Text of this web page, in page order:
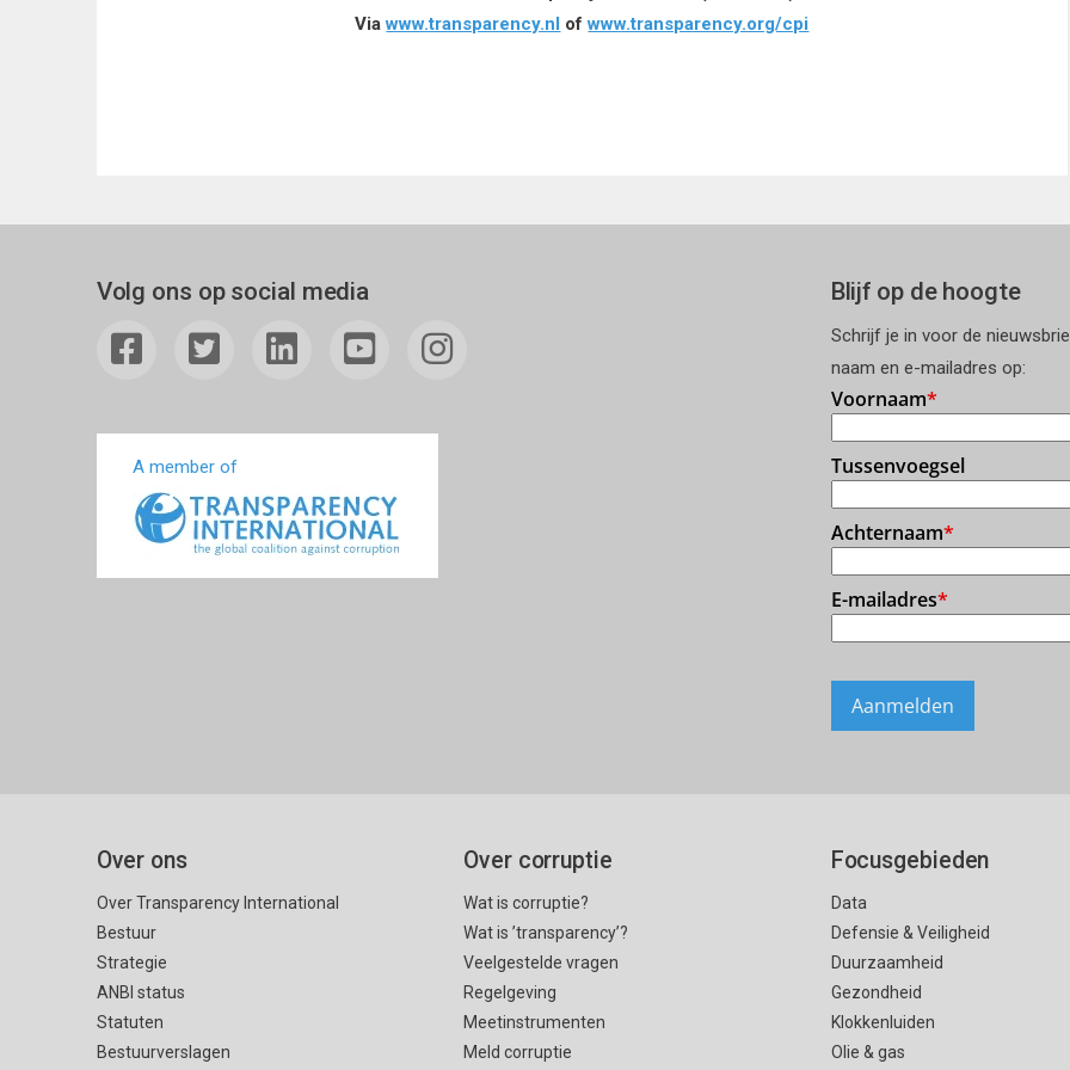
Viawww.transparency.nl ofwww.transparency.org/cpi
Volg ons op social media
A member of
Blijf op de hoogte
Schrijf je in voor de
naam en e-mailadres op:
Over ons
Over Transparency International
Bestuur
Strategie
ANBI status
Statuten
Bestuurverslagen
Over corruptie
Wat is corruptie?
Wat is ’transparency’?
Veelgestelde vragen
Regelgeving
Meetinstrumenten
Meld corruptie
Focusgebieden
Data
Defensie & Veiligheid
Duurzaamheid
Gezondheid
Klokkenluiden
Olie & gas